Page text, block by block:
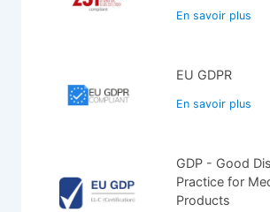
En savoir plus
EU GDPR
En savoir plus
GDP - Good
Practice for
Products